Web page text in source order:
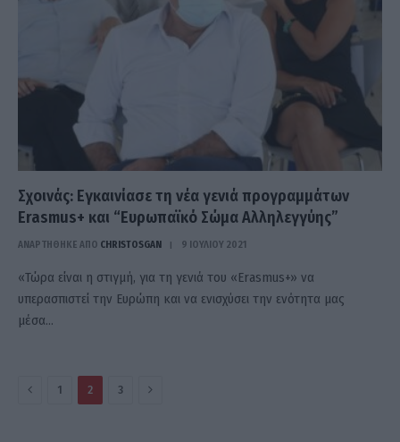
Σχοινάς: Εγκαινίασε τη νέα γενιά προγραμμάτων
Erasmus+ και “Ευρωπαϊκό Σώμα Αλληλεγγύης”
ΑΝΑΡΤΗΘΗΚΕ ΑΠΟ CHRISTOSGAN 9 ΙΟΥΛΊΟΥ 2021
«Τώρα είναι η στιγμή, για τη γενιά του «Erasmus+» να
υπερασπιστεί την Ευρώπη και να ενισχύσει την ενότητα μας
μέσα…
Πίσω1 2 3 Επόμενο